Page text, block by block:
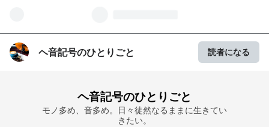
ヘ音記号のひとりごと 読者になる
ヘ音記号のひとりごと
モノ多め、音多め。日々徒然なるままに生きてい
きたい。